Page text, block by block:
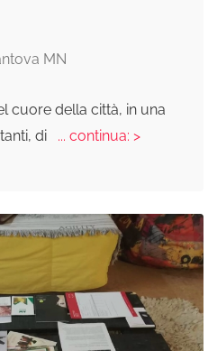
MN
cuore della città, in una
di
... continua: >